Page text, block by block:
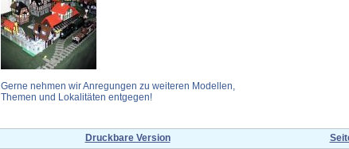
Gerne nehmen wir Anregungen zu weiteren Modellen,
Themen und Lokalitäten entgegen!
Druckbare Version